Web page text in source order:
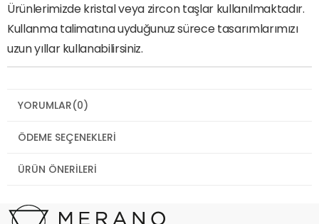
Ürünlerimizde kristal veya zircon taşlar kullanılmaktadır.
Kullanma talimatına uyduğunuz sürece tasarımlarımızı
uzun yıllar kullanabilirsiniz.
YORUMLAR(0)
ÖDEME SEÇENEKLERI
ÜRÜN ÖNERILERI